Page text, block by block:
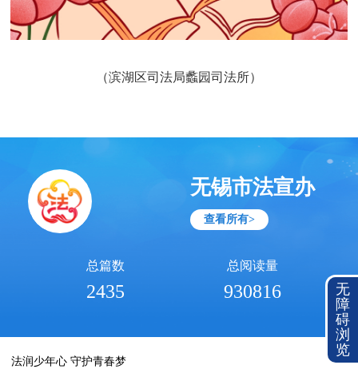
（滨湖区司法局蠡园司法所）
无锡市法宣办
查看所有>
总篇数
2435
总阅读量
930816
法润少年心 守护青春梦
无
障
碍
浏
览